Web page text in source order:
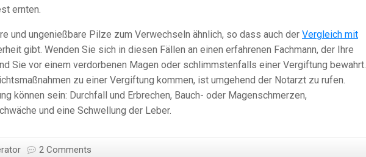
ernten.
und ungenießbare Pilze zum Verwechseln ähnlich, so dass auch der Vergleich mit
gibt. Wenden Sie sich in diesen Fällen an einen erfahrenen Fachmann, der Ihre
Sie vor einem verdorbenen Magen oder schlimmstenfalls einer Vergiftung bewahrt.
zu einer Vergiftung kommen, ist umgehend der Notarzt zu rufen.
können sein: Durchfall und Erbrechen, Bauch- oder Magenschmerzen,
und eine Schwellung der Leber.
2 Comments